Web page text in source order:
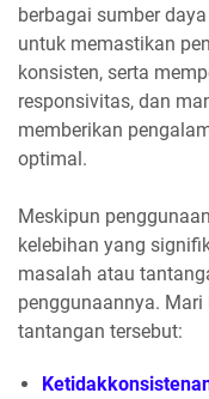
berbagai sumber
untuk memastikan
konsisten, serta
responsivitas, dan
memberikan
optimal.
Meskipun
kelebihan yang
masalah atau
penggunaannya.
tantangan tersebut: